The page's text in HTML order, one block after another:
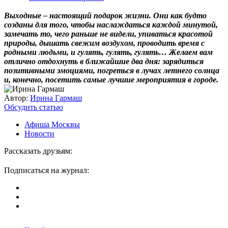
Выходные – настоящий подарок жизни. Они как будто
созданы для того, чтобы наслаждаться каждой минутой,
замечать то, чего раньше не видели, упиваться красотой
природы, дышать свежим воздухом, проводить время с
родными людьми, и гулять, гулять, гулять… Желаем вам
отлично отдохнуть в ближайшие два дня: зарядиться
позитивными эмоциями, погреться в лучах летнего солнца
и, конечно, посетить самые лучшие мероприятия в городе.
Автор: Ирина Гармаш
Обсудить статью
Афиша Москвы
Новости
Рассказать друзьям:
Подписаться на журнал: